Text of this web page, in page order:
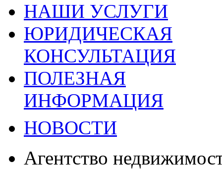
НАШИ УСЛУГИ
ЮРИДИЧЕСКАЯ
КОНСУЛЬТАЦИЯ
ПОЛЕЗНАЯ
ИНФОРМАЦИЯ
НОВОСТИ
Агентство